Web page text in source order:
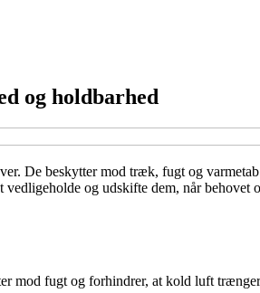
og holdbarhed
De beskytter mod træk, fugt og
og udskifte dem, når
mod fugt og forhindrer, at kold luft